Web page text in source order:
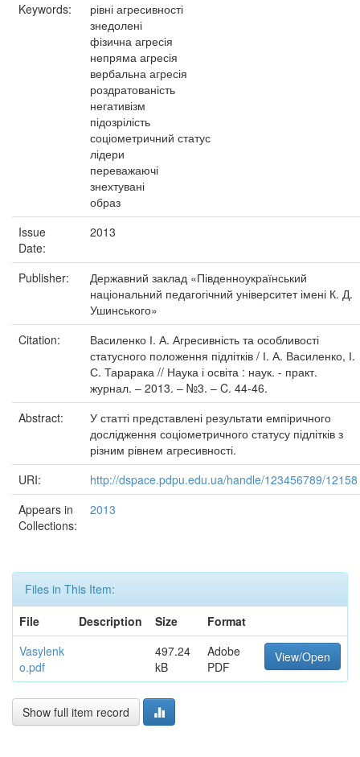
Keywords:
рівні агресивності
знедолені
фізична агресія
непряма агресія
вербальна агресія
роздратованість
негативізм
підозрілість
соціометричний статус
лідери
переважаючі
знехтувані
образ
Issue
Date:
2013
Publisher:
Державний заклад «Південноукраїнський
національний педагогічний університет імені К. Д.
Ушинського»
Citation:
Василенко І. А. Агресивність та особливості
статусного положення підлітків / І. А. Василенко, І.
С. Тарарака // Наука і освіта : наук. - практ.
журнал. – 2013. – №3. – C. 44-46.
Abstract:
У статті представлені результати емпіричного
дослідження соціометричного статусу підлітків з
різним рівнем агресивності.
URI:
http://dspace.pdpu.edu.ua/handle/123456789/12158
Appears in
Collections:
2013
Files in This Item:
File
Description Size
Format
Vasylenk
o.pdf
497.24
kB
Adobe
PDF
View/Open
Show full item record